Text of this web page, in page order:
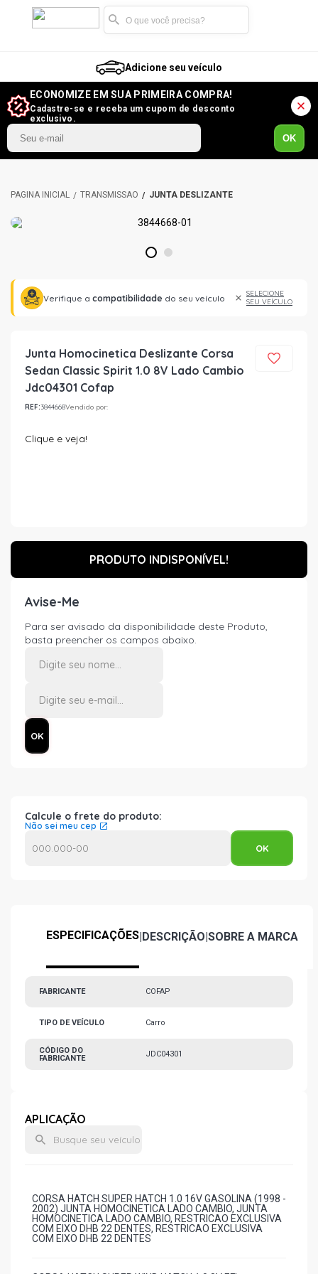
Adicione seu veículo
ECONOMIZE EM SUA PRIMEIRA COMPRA!
Cadastre-se e receba um cupom de desconto
exclusivo.
OK
TRANSMISSÃO JUNTA DESLIZANTE
1 2
Verifique a compatibilidade do seu veículo
SELECIONE
SEU VEÍCULO
Junta Homocinetica Deslizante Corsa
Sedan Classic Spirit 1.0 8V Lado Cambio
Jdc04301 Cofap
REF:3844668Vendido por:
Clique e veja!
PRODUTO INDISPONÍVEL!
Avise-Me
Para ser avisado da disponibilidade deste Produto,
basta preencher os campos abaixo.
Calcule o frete do produto:
Não sei meu cep
ESPECIFICAÇÕES|DESCRIÇÃO|SOBRE A MARCA
FABRICANTE COFAP
TIPO DE VEÍCULO Carro
CÓDIGO DO
FABRICANTE
JDC04301
APLICAÇÃO
CORSA HATCH SUPER HATCH 1.0 16V GASOLINA (1998 -
2002) JUNTA HOMOCINETICA LADO CAMBIO, JUNTA
HOMOCINETICA LADO CAMBIO, RESTRICAO EXCLUSIVA
COM EIXO DHB 22 DENTES, RESTRICAO EXCLUSIVA
COM EIXO DHB 22 DENTES